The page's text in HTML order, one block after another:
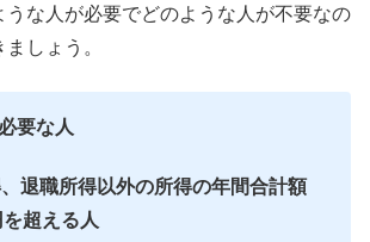
うな人が必要でどのような人が不要なの
しょう。
要な人
退職所得以外の所得の年間合計額
超える人